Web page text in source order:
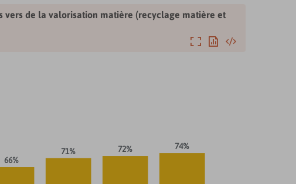
vers de la valorisation matière (recyclage matière et
AgrandirExporterIntégrer
74%
71%
72%
66%